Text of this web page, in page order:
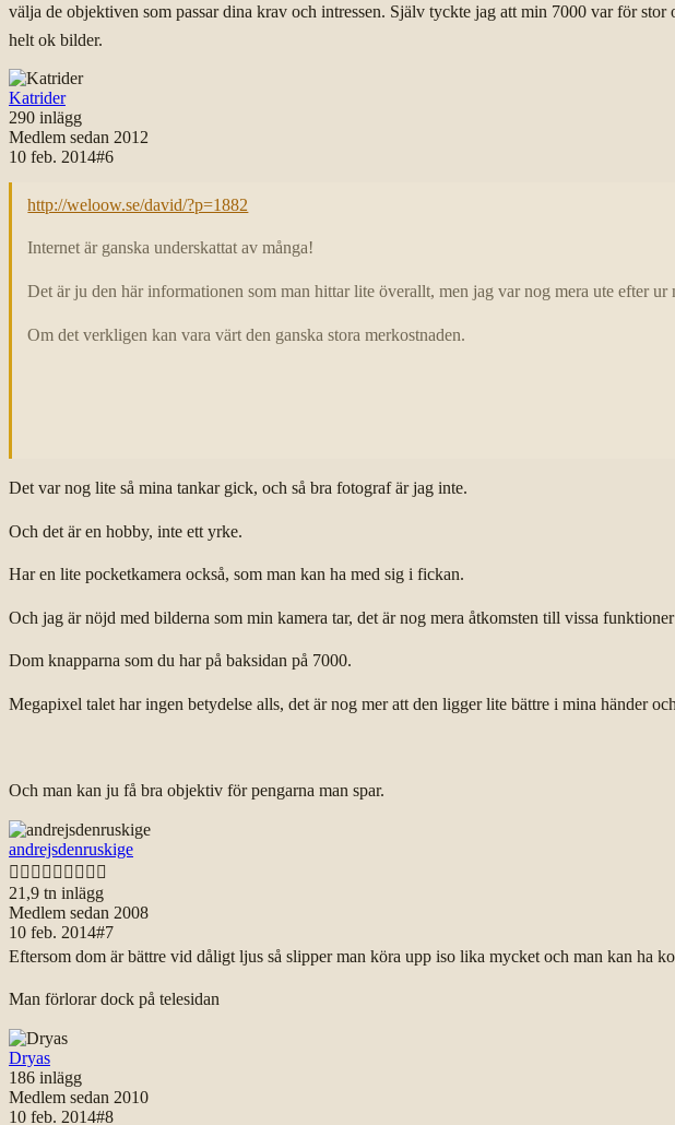
välja de objektiven som passar dina krav och intressen. Själv tyckte jag att min 7000 var för
helt ok bilder.
Katrider
290 inlägg
Medlem sedan 2012
10 feb. 2014#6
http://weloow.se/david/?p=1882
Internet är ganska underskattat av många!
Det är ju den här informationen som man hittar lite överallt, men jag var nog mera ute efter
Om det verkligen kan vara värt den ganska stora merkostnaden.
Det var nog lite så mina tankar gick, och så bra fotograf är jag inte.
Och det är en hobby, inte ett yrke.
Har en lite pocketkamera också, som man kan ha med sig i fickan.
Och jag är nöjd med bilderna som min kamera tar, det är nog mera åtkomsten till vissa
Dom knapparna som du har på baksidan på 7000.
Megapixel talet har ingen betydelse alls, det är nog mer att den ligger lite bättre i mina händer
Och man kan ju få bra objektiv för pengarna man spar.
andrejsdenruskige

21,9 tn inlägg
Medlem sedan 2008
10 feb. 2014#7
Eftersom dom är bättre vid dåligt ljus så slipper man köra upp iso lika mycket och man kan ha
Man förlorar dock på telesidan
Dryas
186 inlägg
Medlem sedan 2010
10 feb. 2014#8